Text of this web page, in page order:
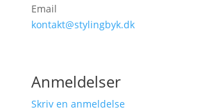
Email
kontakt@stylingbyk.dk
Anmeldelser
Skriv en anmeldelse